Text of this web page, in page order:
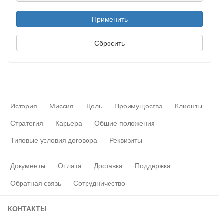
История Миссия Цель Преимущества
Клиенты
Стратегия
Карьера
Общие положения
Типовые условия договора
Реквизиты
Документы Оплата Доставка
Поддержка
Обратная связь
Сотрудничество
КОНТАКТЫ